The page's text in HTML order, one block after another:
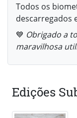
Todos os
descarregados
💙 Obrigado a
maravilhosa
Edições